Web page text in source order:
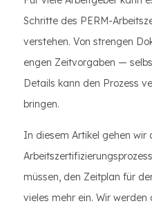
Schritte des PERM-
verstehen. Von strengen
engen Zeitvorgaben —
Details kann den Prozess
bringen.
In diesem Artikel gehen wir
müssen, den Zeitplan für
vieles mehr ein. Wir